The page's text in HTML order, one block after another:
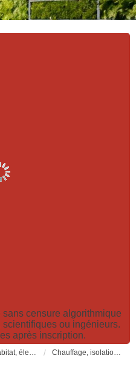
censure algorithmique
ou ingénieurs.
après inscription.
Maison, habitat, électricité et jardin. Travaux et bricolage. Chauffage, isolation, ventilation, VMC, refroidissement...